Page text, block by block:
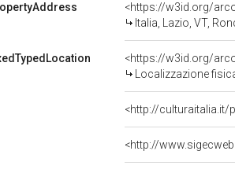
<https://w3id.org/
Italia, Lazio, VT,
<https://w3id.org/
Localizzazione
<http://culturaitalia.it/